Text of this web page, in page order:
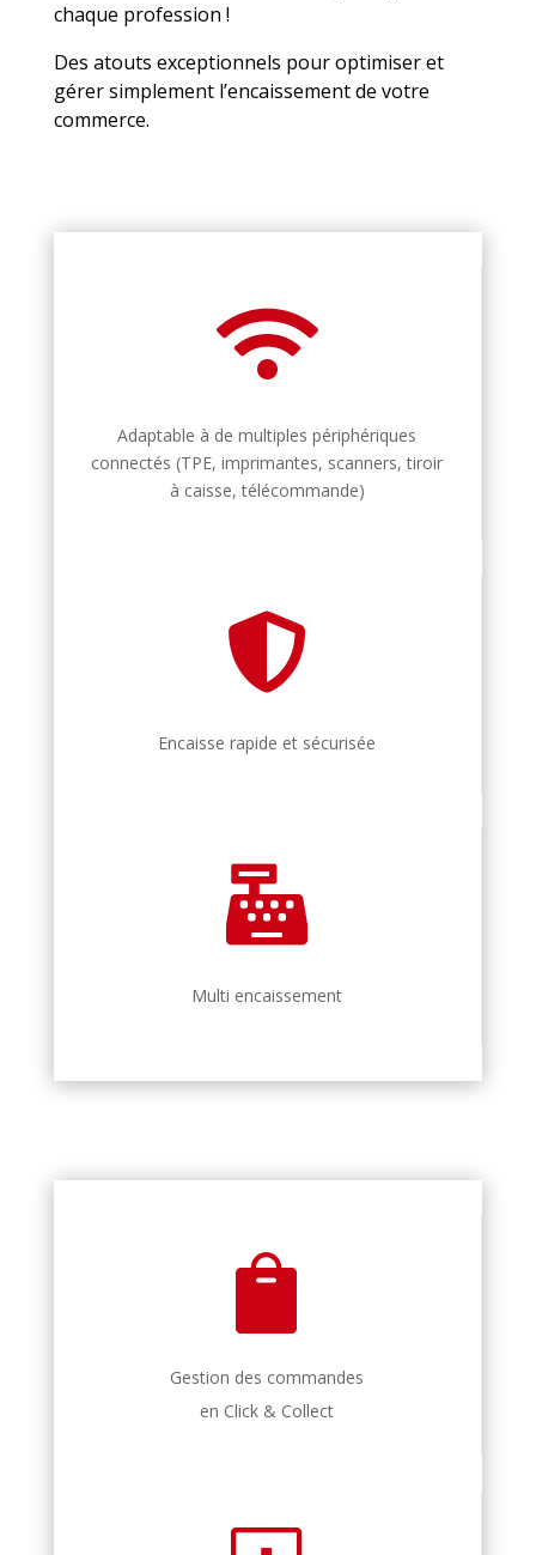
chaque profession !
Des atouts exceptionnels pour optimiser et
gérer simplement l’encaissement de votre
commerce.

Adaptable à de multiples périphériques
connectés (TPE, imprimantes, scanners, tiroir
à caisse, télécommande)

Encaisse rapide et sécurisée

Multi encaissement

Gestion des commandes
en Click & Collect